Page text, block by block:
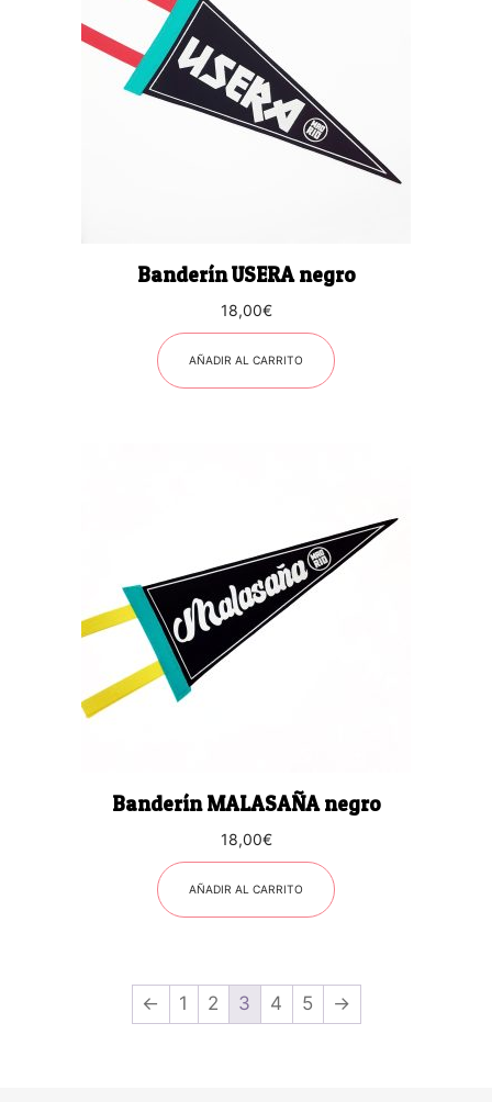
Banderín USERA negro
18,00€
AÑADIR AL CARRITO
Banderín MALASAÑA negro
18,00€
AÑADIR AL CARRITO
← 1 2 3 4 5 →